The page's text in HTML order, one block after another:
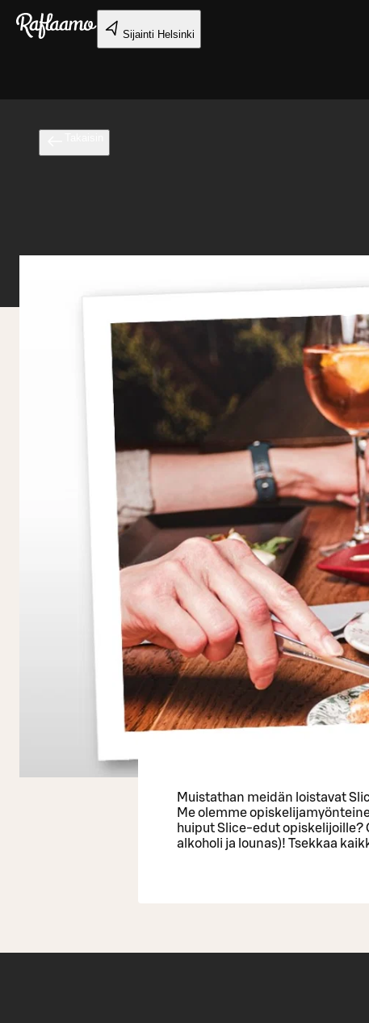
Siirry pääsisältöön
Sijainti Helsinki
Muistathan meidän loistavat
Me olemme
huiput Slice-edut opiskelijoille?
alkoholi ja lounas)! Tsekkaa